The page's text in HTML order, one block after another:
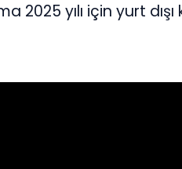
2025 yılı için yurt